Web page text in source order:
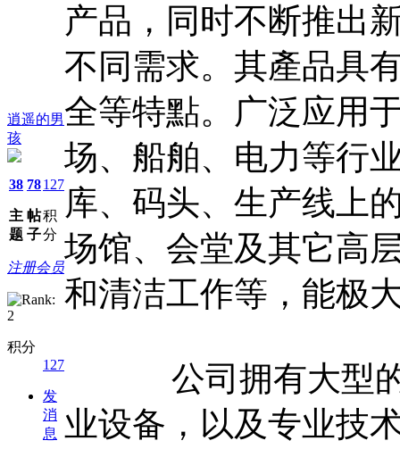
逍遥的男
孩
38
主
题
78
帖
子
127
积
分
注册会员
积分
127
发
消
息
产品，同时不断推出
不同需求。其產品具
全等特點。广泛应用
场、船舶、电力等行
库、码头、生产线上
场馆、会堂及其它高
和清洁工作等，能极
公司拥有大型的
业设备，以及专业技